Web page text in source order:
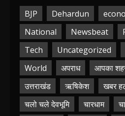
BJP Dehardun
National
Newsbeat
Tech
Uncategorized
World
अपराध आपका
उत्तराखंड
ऋषिकेश
खबर
चलो चले देवभूमि
चारधाम